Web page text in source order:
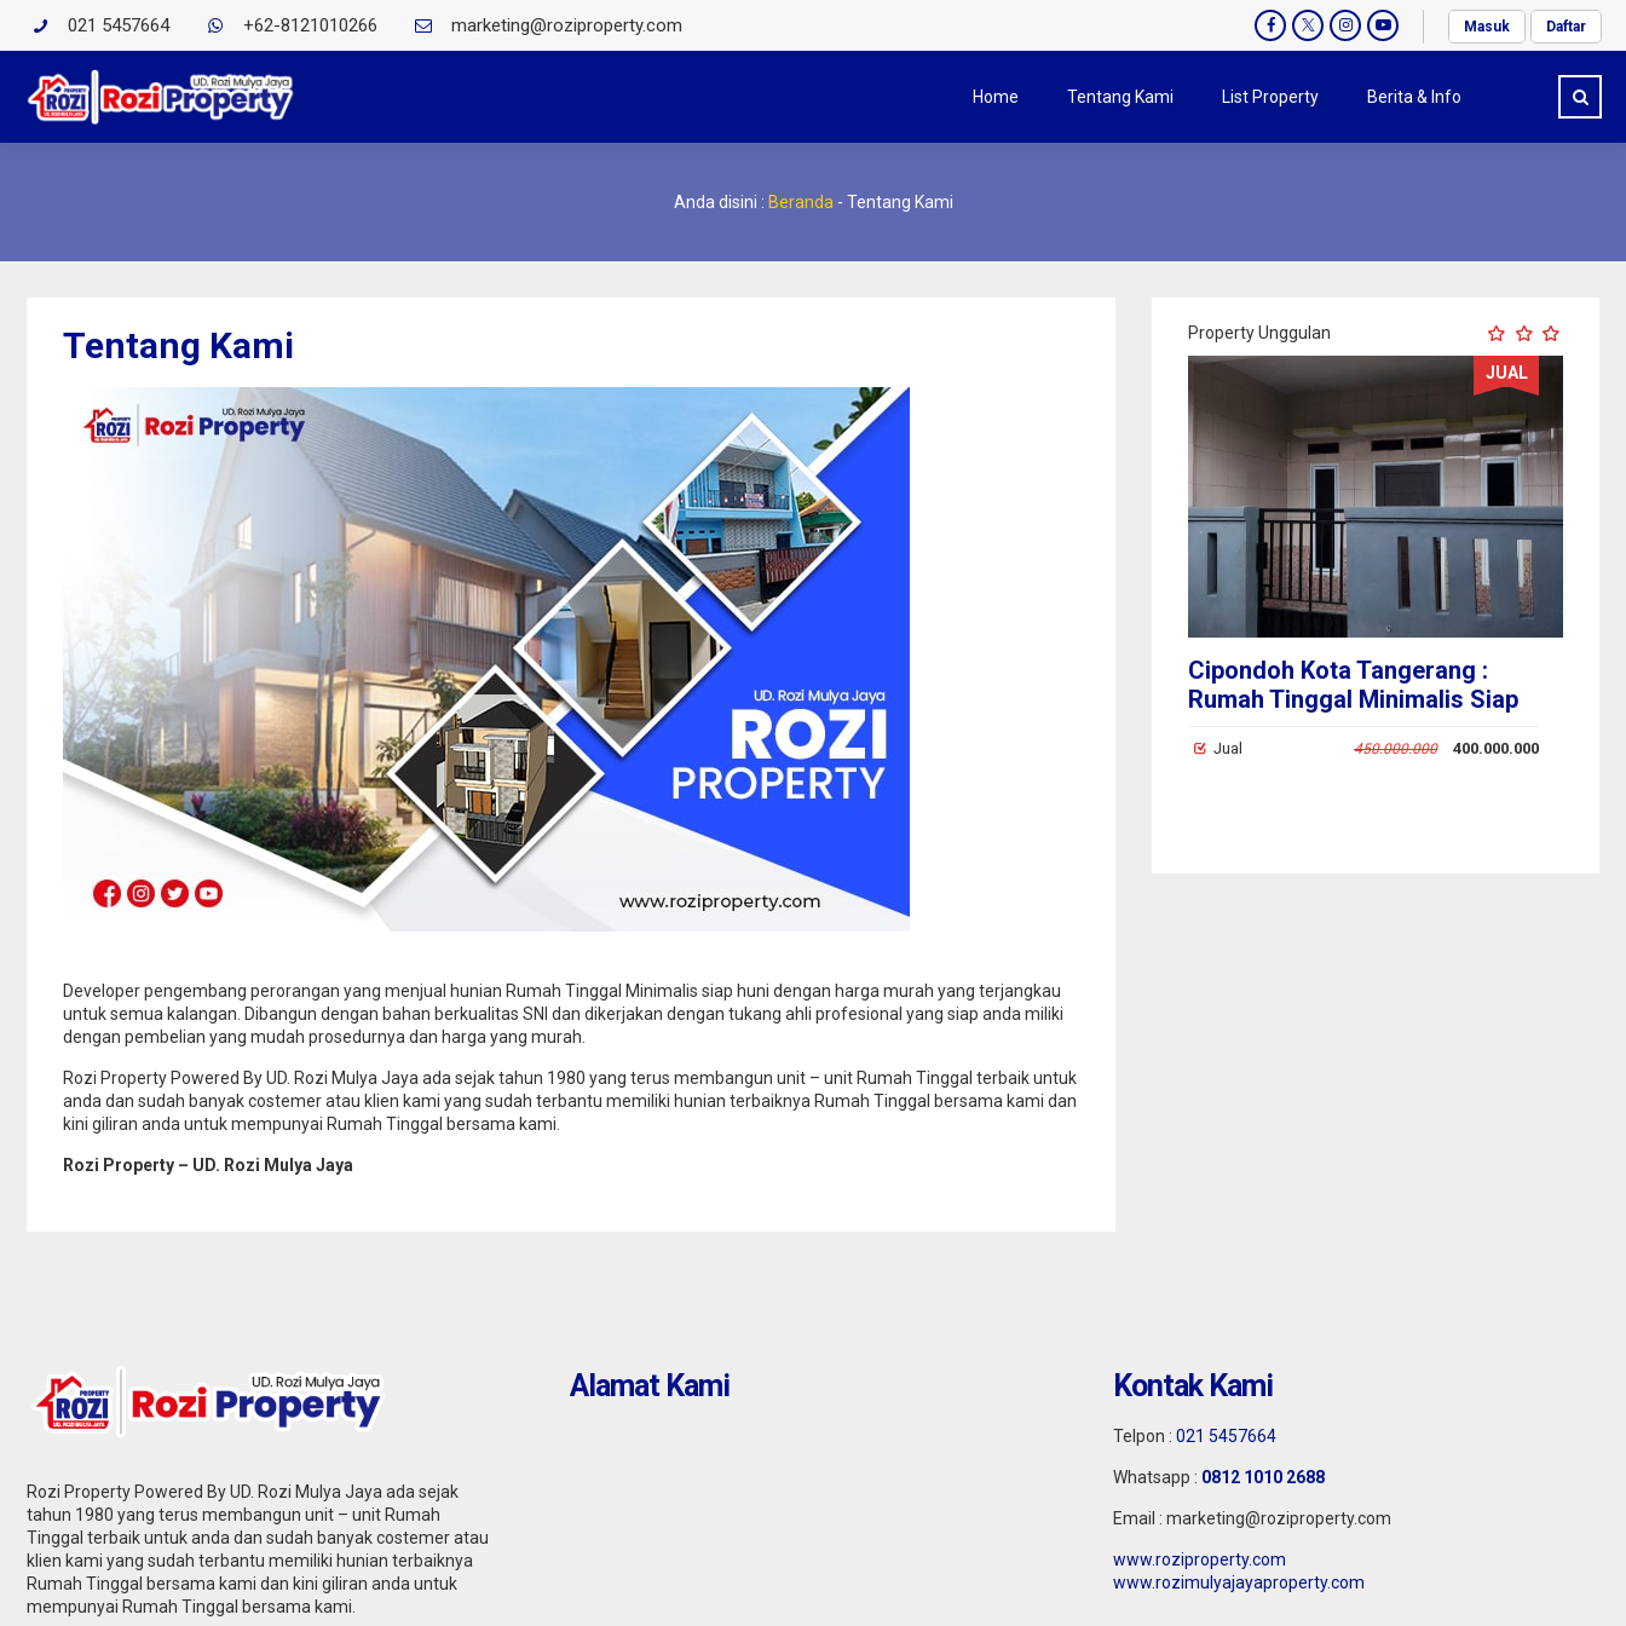
021 5457664 +62-8121010266 marketing@roziproperty.com Masuk Daftar
Home Tentang Kami List Property Berita & Info
Anda disini : Beranda - Tentang Kami
Tentang Kami
Developer pengembang perorangan yang menjual hunian Rumah Tinggal Minimalis siap huni dengan harga murah yang terjangkau
untuk semua kalangan. Dibangun dengan bahan berkualitas SNI dan dikerjakan dengan tukang ahli profesional yang siap anda miliki
dengan pembelian yang mudah prosedurnya dan harga yang murah.
Rozi Property Powered By UD. Rozi Mulya Jaya ada sejak tahun 1980 yang terus membangun unit – unit Rumah Tinggal terbaik untuk
anda dan sudah banyak costemer atau klien kami yang sudah terbantu memiliki hunian terbaiknya Rumah Tinggal bersama kami dan
kini giliran anda untuk mempunyai Rumah Tinggal bersama kami.
Rozi Property – UD. Rozi Mulya Jaya
Property Unggulan
Semanan Kalideres Jakarta
Barat : Rumah Baru Minimalis
Strategis Harga Murah
Semanan Kalideres Jakarta
Barat
Jual 450.000.000 400.000.000
Rumah Tinggal Siap Huni Harga
Murah Bisa KPR Pribadi Lokasi
Strategis
Jual
JUAL
Cipondoh Kota Tangerang :
Rumah Tinggal Minimalis Siap
Bunga
Jual 450.000.000 400.000.000
Rozi Property Powered By UD. Rozi Mulya Jaya ada sejak
tahun 1980 yang terus membangun unit – unit Rumah
Tinggal terbaik untuk anda dan sudah banyak costemer atau
klien kami yang sudah terbantu memiliki hunian terbaiknya
Rumah Tinggal bersama kami dan kini giliran anda untuk
mempunyai Rumah Tinggal bersama kami.
Alamat Kami Kontak Kami
Telpon : 021 5457664
Whatsapp : 0812 1010 2688
Email : marketing@roziproperty.com
www.roziproperty.com
www.rozimulyajayaproperty.com